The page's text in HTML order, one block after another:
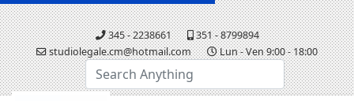
345 - 2238661
351 - 8799894
studiolegale.cm@hotmail.com
Lun - Ven 9:00 - 18:00